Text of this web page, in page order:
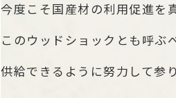
今度こそ国産材の利用促進を
このウッドショックとも呼ぶ
供給できるように努力して参